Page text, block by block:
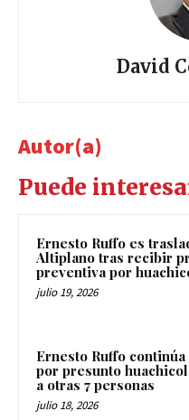
David
Autor(a)
Puede
Ernesto Ruffo es
Altiplano tras recibir
preventiva por
julio 19, 2026
Ernesto Ruffo
por presunto
a otras 7 personas
julio 18, 2026